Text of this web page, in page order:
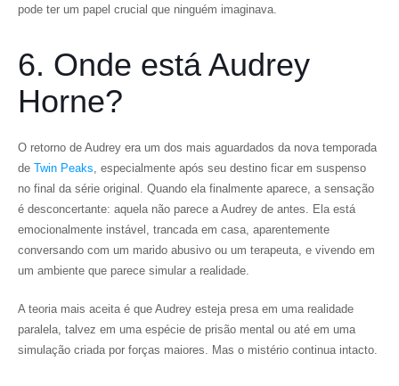
pode ter um papel crucial que ninguém imaginava.
6. Onde está Audrey
Horne?
O retorno de Audrey era um dos mais aguardados da nova temporada
de Twin Peaks, especialmente após seu destino ficar em suspenso
no final da série original. Quando ela finalmente aparece, a sensação
é desconcertante: aquela não parece a Audrey de antes. Ela está
emocionalmente instável, trancada em casa, aparentemente
conversando com um marido abusivo ou um terapeuta, e vivendo em
um ambiente que parece simular a realidade.
A teoria mais aceita é que Audrey esteja presa em uma realidade
paralela, talvez em uma espécie de prisão mental ou até em uma
simulação criada por forças maiores. Mas o mistério continua intacto.